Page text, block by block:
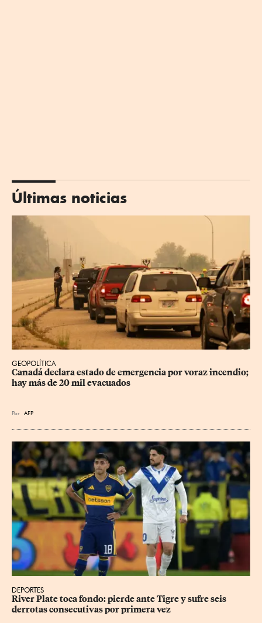
Últimas noticias
GEOPOLÍTICA
Canadá declara estado de emergencia por voraz incendio;
hay más de 20 mil evacuados
Por AFP
DEPORTES
River Plate toca fondo: pierde ante Tigre y sufre seis
derrotas consecutivas por primera vez